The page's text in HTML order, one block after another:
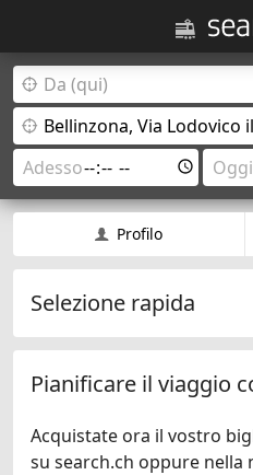
Profilo
Selezione rapida
Pianificare il viaggio
Acquistate ora il vostro
su search.ch oppure